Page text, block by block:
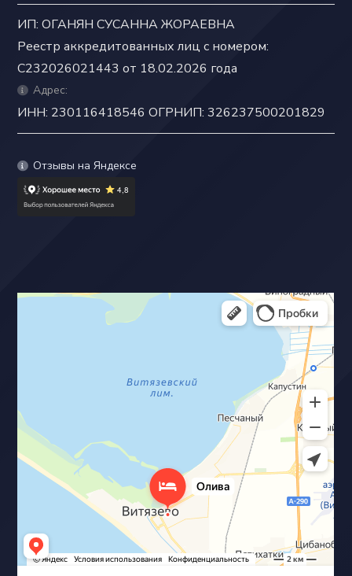
ИП: ОГАНЯН СУСАННА ЖОРАЕВНА
Реестр аккредитованных лиц с номером:
C232026021443 от 18.02.2026 года
Адрес:
ИНН: 230116418546 ОГРНИП: 326237500201829
Отзывы на Яндексе